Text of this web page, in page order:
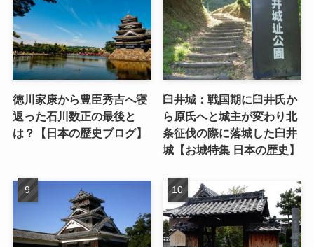
徳川家康から豊臣秀吉へ寝
返った石川数正の最後と
は？【日本の歴史ブログ】
臼井城：戦国期に臼井氏か
ら原氏へと城主が変わり北
条征伐の際に落城した臼井
城【お城特集 日本の歴史】